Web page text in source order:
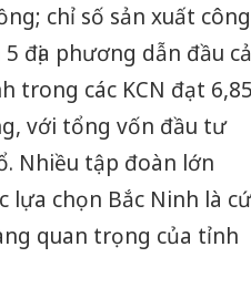
chỉ số sản xuất công
địa phương dẫn đầu cả
trong các KCN đạt 6,85
với tổng vốn đầu tư
Nhiều tập đoàn lớn
lựa chọn Bắc Ninh là cứ
quan trọng của tỉnh